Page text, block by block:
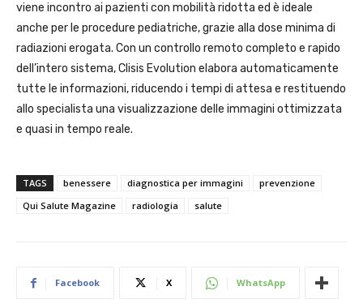
viene incontro ai pazienti con mobilità ridotta ed è ideale
anche per le procedure pediatriche, grazie alla dose minima di
radiazioni erogata. Con un controllo remoto completo e rapido
dell’intero sistema, Clisis Evolution elabora automaticamente
tutte le informazioni, riducendo i tempi di attesa e restituendo
allo specialista una visualizzazione delle immagini ottimizzata
e quasi in tempo reale.
TAGS benessere diagnostica per immagini
prevenzione
Qui Salute Magazine
radiologia salute
Facebook X WhatsApp